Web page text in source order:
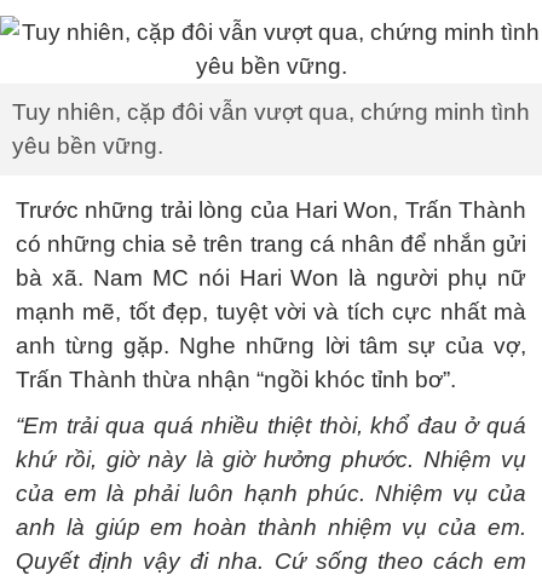
Tuy nhiên, cặp đôi vẫn vượt qua, chứng minh tình
yêu bền vững.
Trước những trải lòng của Hari Won, Trấn Thành
có những chia sẻ trên trang cá nhân để nhắn gửi
bà xã. Nam MC nói Hari Won là người phụ nữ
mạnh mẽ, tốt đẹp, tuyệt vời và tích cực nhất mà
anh từng gặp. Nghe những lời tâm sự của vợ,
Trấn Thành thừa nhận “ngồi khóc tỉnh bơ”.
“Em trải qua quá nhiều thiệt thòi, khổ đau ở quá
khứ rồi, giờ này là giờ hưởng phước. Nhiệm vụ
của em là phải luôn hạnh phúc. Nhiệm vụ của
anh là giúp em hoàn thành nhiệm vụ của em.
Quyết định vậy đi nha. Cứ sống theo cách em